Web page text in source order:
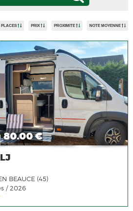
PLACES PRIX PROXIMITE NOTE MOYENNE
80.00 €
BEAUCE (45)
/ 2026